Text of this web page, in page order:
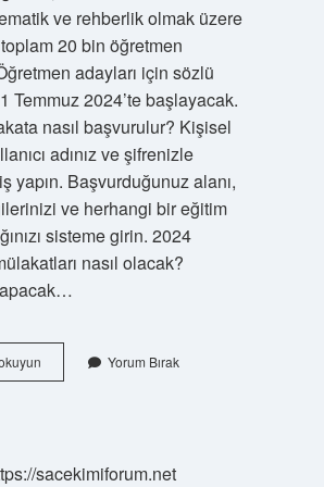
ve rehberlik olmak üzere
20 bin öğretmen
adayları için sözlü
Temmuz 2024’te başlayacak.
nasıl başvurulur? Kişisel
adınız ve şifrenizle
yapın. Başvurduğunuz alanı,
ve herhangi bir eğitim
sisteme girin. 2024
nasıl olacak?
2024
Mülakat
Yorum Bırak
sacekimiforum.net